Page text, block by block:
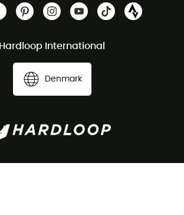
Hardloop International
Denmark